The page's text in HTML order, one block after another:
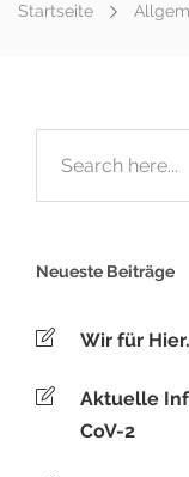
Startseite
Neueste Beiträge
Wir für
Aktuelle
CoV-2